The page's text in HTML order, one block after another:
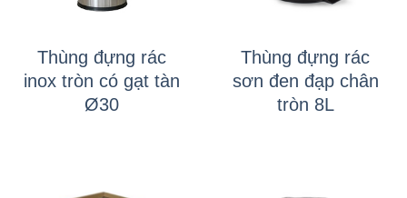
Thùng đựng rác
inox tròn có gạt tàn
Ø30
Thùng đựng rác
sơn đen đạp chân
tròn 8L